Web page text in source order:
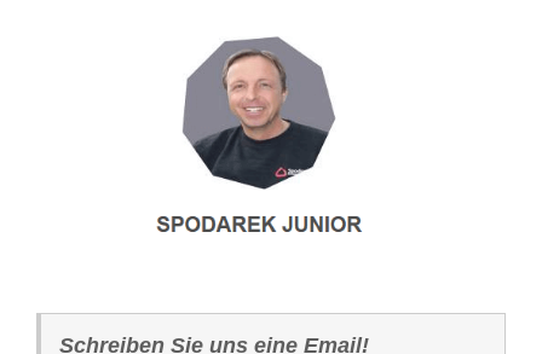
Schreiben Sie uns eine Email!